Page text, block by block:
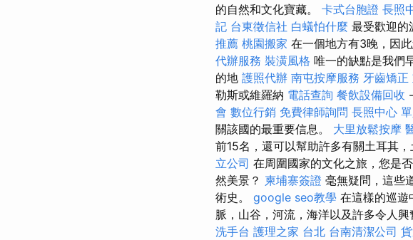
的自然和文化寶藏。 卡式台胞證 長照
記 台東徵信社 白蟻怕什麼 最受歡迎的
推薦 桃園搬家 在一個地方有3晚，因
代辦服務 裝潢風格 唯一的缺點是我們
的地 護照代辦 南屯按摩服務 牙齒矯正
勒斯或維羅納 電話查詢 餐飲設備回收 -
會 數位行銷 免費律師詢問 長照中心
關該國的最重要信息。 大里放鬆按摩
前15名，還可以幫助許多有關土耳其
立公司 在周圍國家的文化之旅，您是
然美景？ 柬埔寨簽證 毫無疑問，這些
術史。 google seo教學 在這樣的巡遊
脈，山谷，河流，海洋以及許多令人
洗手台 護理之家 台北 台南清潔公司